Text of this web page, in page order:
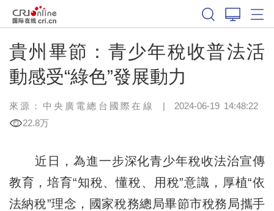
貴州畢節：青少年稅收普法活
動感受“綠色”發展動力
來源：中央廣電總台國際在線 | 2024-06-19 14:48:22
22.8万
近日，為進一步深化青少年稅收法治宣傳
教育，培育“知稅、懂稅、用稅”意識，厚植“依
法納稅”理念，國家稅務總局畢節市稅務局攜手